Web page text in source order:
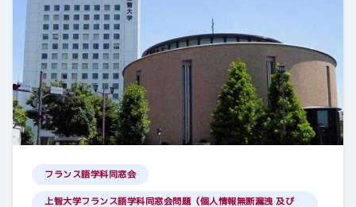
フランス語学科同窓会
上智大学フランス語学科同窓会問題（個人情報無断漏洩 及び